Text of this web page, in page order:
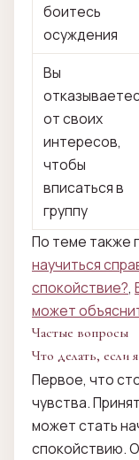
боитесь
осуждения
Вы
от своих
интересов,
чтобы
вписаться в
группу
По теме также
научиться
спокойствие?,
может
Частые вопросы
Что делать, если
Первое, что
чувства.
может стать
спокойствию.